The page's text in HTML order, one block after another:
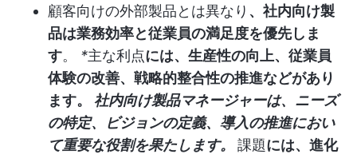
顧客向けの外部製品とは異なり 、社内向け製
品は業務効率と従業員の満足度を優先しま
す。 *主な利点には、生産性の向上、従業員
体験の改善、戦略的整合性の推進などがあり
ます。 社内向け製品マネージャーは、ニーズ
の特定、ビジョンの定義、導入の推進におい
て重要な役割を果たします。 課題には、進化